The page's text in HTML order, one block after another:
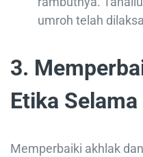
umroh telah
3.
Etika
Memperbaiki akhlak